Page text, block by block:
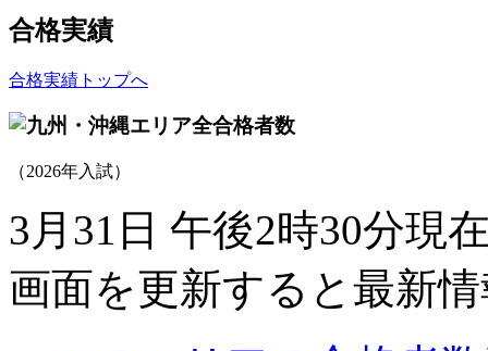
合格実績
合格実績トップへ
（2026年入試）
3月31日 午後2時30分現
画面を更新すると最新